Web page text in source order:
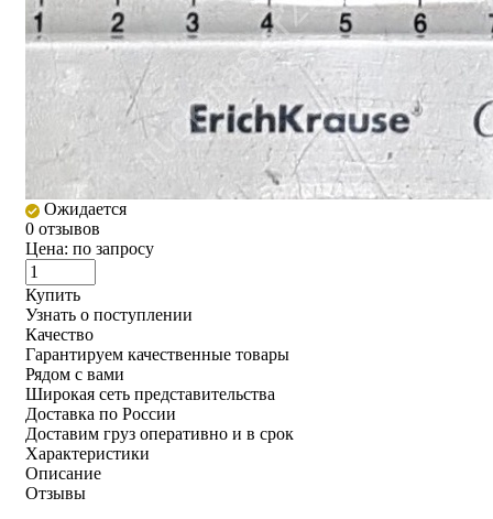
Ожидается
0 отзывов
Цена: по запросу
Купить
Узнать о поступлении
Качество
Гарантируем качественные товары
Рядом с вами
Широкая сеть представительства
Доставка по России
Доставим груз оперативно и в срок
Характеристики
Описание
Отзывы